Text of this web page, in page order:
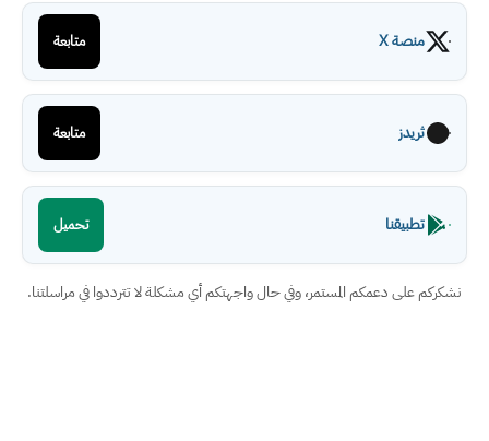
منصة X متابعة
ثريدز متابعة
تطبيقنا تحميل
نشكركم على دعمكم المستمر، وفي حال واجهتكم أي مشكلة لا تترددوا في مراسلتنا.